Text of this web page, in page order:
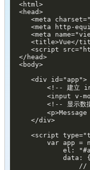
<html>
<head>
<meta
<meta http-
<meta
<title>Vue</
<script
</head>
<body>
<div id="app">
<!-- 建立 input
<input v-
<!-- 显示数据域
<p>Message
</div>
<script
var app =
el:
data: {
// 数据域，